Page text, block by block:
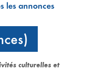
les annonces
culturelles et